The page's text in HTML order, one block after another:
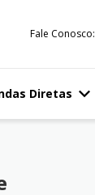
Fale Conosco:
Diretas